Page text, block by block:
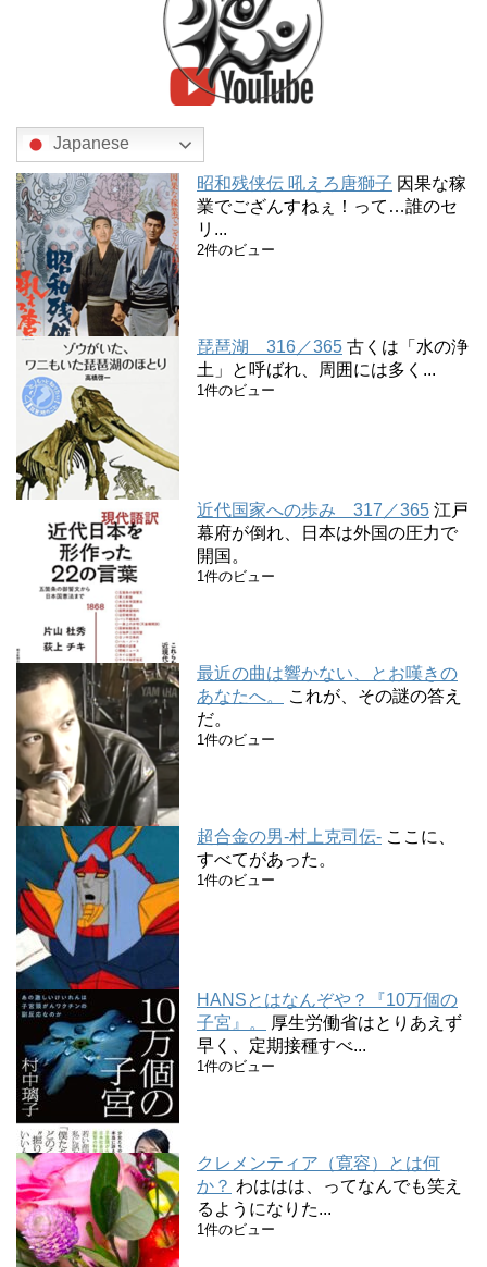
Japanese
昭和残侠伝 吼えろ唐獅子 因果な稼
業でござんすねぇ！って…誰のセ
リ...
2件のビュー
琵琶湖 316／365 古くは「水の浄
土」と呼ばれ、周囲には多く...
1件のビュー
近代国家への歩み 317／365 江戸
幕府が倒れ、日本は外国の圧力で
開国。
1件のビュー
最近の曲は響かない、とお嘆きの
あなたへ。
これが、その謎の答え
だ。
1件のビュー
超合金の男-村上克司伝- ここに、
すべてがあった。
1件のビュー
HANSとはなんぞや？『10万個の
子宮』。
厚生労働省はとりあえず
早く、定期接種すべ...
1件のビュー
クレメンティア（寛容）とは何
か？ わははは、ってなんでも笑え
るようになりた...
1件のビュー